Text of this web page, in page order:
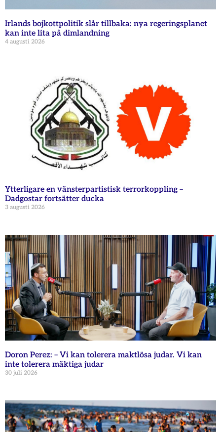
Irlands bojkottpolitik slår tillbaka: nya regeringsplanet
kan inte lita på dimlandning
4 augusti 2026
Ytterligare en vänsterpartistisk terrorkoppling –
Dadgostar fortsätter ducka
3 augusti 2026
Doron Perez: – Vi kan tolerera maktlösa judar. Vi kan
inte tolerera mäktiga judar
30 juli 2026